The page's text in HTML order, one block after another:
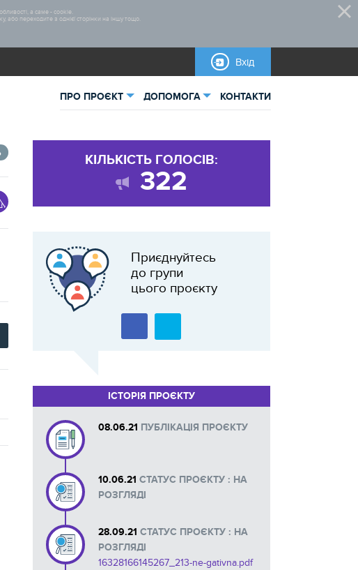
а саме - cookie.
переходите з однієї сторінки на іншу тощо.
Вхід
ПРО ПРОЄКТ ДОПОМОГА
Нормативно-правова база
КОНТАКТИ
КІЛЬКІСТЬ ГОЛОСІВ:
322
Приєднуйтесь
до групи
цього проєкту
ІСТОРІЯ ПРОЄКТУ
08.06.21 ПУБЛІКАЦІЯ ПРОЄКТУ
10.06.21 СТАТУС ПРОЄКТУ : НА
РОЗГЛЯДІ
28.09.21 СТАТУС ПРОЄКТУ : НА
РОЗГЛЯДІ
16328166145267_213-ne-gativna.pdf